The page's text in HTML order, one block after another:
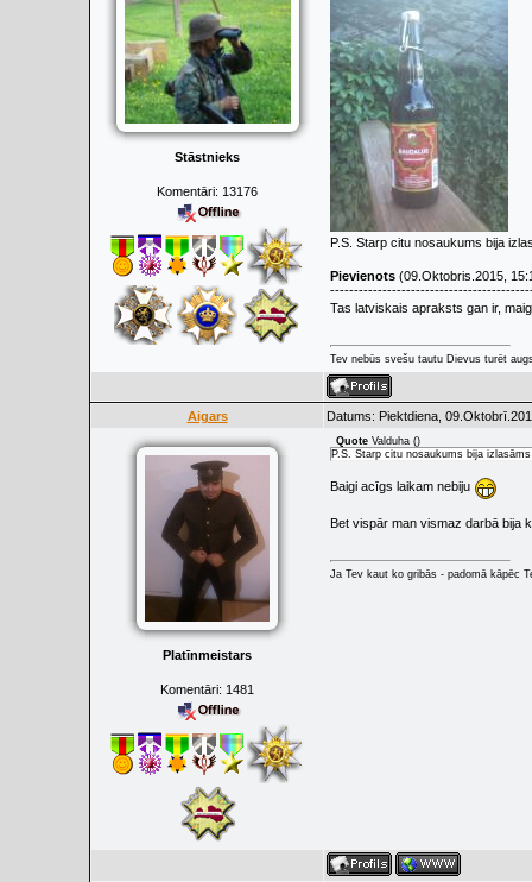
Stāstnieks
Komentāri: 13176
P.S. Starp citu nosaukums bija
Pievienots (09.Oktobris.2015,
Tas latviskais apraksts gan ir,
Tev nebūs svešu tautu Dievus turēt
Aigars Datums: Piektdiena,
Platīnmeistars
Komentāri: 1481
Quote Valduha ()
P.S. Starp citu nosaukums bija
Baigi acīgs laikam nebiju
Bet vispār man vismaz darbā bija
Ja Tev kaut ko gribās - padomā kāpēc